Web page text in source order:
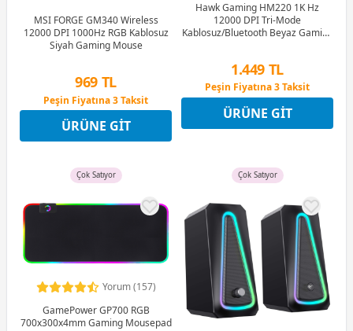
MSI FORGE GM340 Wireless
12000 DPI 1000Hz RGB Kablosuz
Siyah Gaming Mouse
969 TL
Peşin Fiyatına 3 Taksit
12 Ay x 114 TL taksitle
Peşin Fiyatına 3 Taksit
ÜRÜNE GIT
Hawk Gaming HM220 1K Hz
12000 DPI Tri-Mode
Kablosuz/Bluetooth Beyaz Gaming
1.449 TL
Peşin Fiyatına 3 Taksit
12 Ay x 170 TL taksitle
Peşin Fiyatına 3 Taksit
ÜRÜNE GIT
Çok Satıyor
Yorum (157)
GamePower GP700 RGB
700x300x4mm Gaming Mousepad
Çok Satıyor